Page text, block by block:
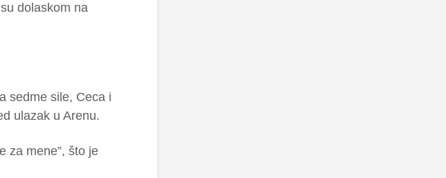
dolaskom na
sedme sile, Ceca i
ulazak u Arenu.
za mene”, što je